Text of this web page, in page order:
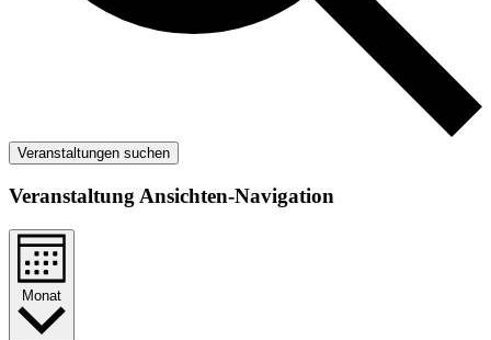
Veranstaltungen suchen
Veranstaltung Ansichten-Navigation
Monat